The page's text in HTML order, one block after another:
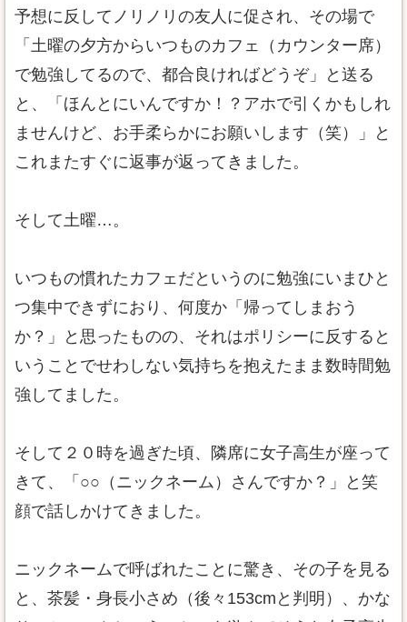
予想に反してノリノリの友人に促され、その場で
「土曜の夕方からいつものカフェ（カウンター席）
で勉強してるので、都合良ければどうぞ」と送る
と、「ほんとにいんですか！？アホで引くかもしれ
ませんけど、お手柔らかにお願いします（笑）」と
これまたすぐに返事が返ってきました。
そして土曜…。
いつもの慣れたカフェだというのに勉強にいまひと
つ集中できずにおり、何度か「帰ってしまおう
か？」と思ったものの、それはポリシーに反すると
いうことでせわしない気持ちを抱えたまま数時間勉
強してました。
そして２０時を過ぎた頃、隣席に女子高生が座って
きて、「○○（ニックネーム）さんですか？」と笑
顔で話しかけてきました。
ニックネームで呼ばれたことに驚き、その子を見る
と、茶髪・身長小さめ（後々153cmと判明）、かな